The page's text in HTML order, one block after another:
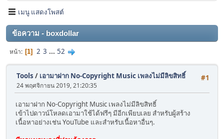
เมนู แสดงโพสต์
ข้อความ - boxdollar
หน้า 1 2 3 ... 52
#1
Tools / เอามาฝาก No-Copyright Music เพลงไม่มีลิขสิทธิ์
24 พฤศจิกายน 2019, 21:20:35
เอามาฝาก No-Copyright Music เพลงไม่มีลิขสิทธิ์
เข้าไปดาวน์โหลดเอามาใช้ได้ฟรีๆ มีอีกเพียบเลย สำหรับผู้สร้าง
เนื้อหาอย่างเช่น YouTube และสำหรับเนื้อหาอื่นๆ.